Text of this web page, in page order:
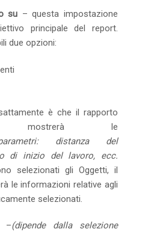
su – questa impostazione
principale del report.
due opzioni:
è che il rapporto
mostrerà le
distanza del
di inizio del lavoro, ecc.
selezionati gli Oggetti, il
le informazioni relative agli
selezionati.
(dipende dalla selezione